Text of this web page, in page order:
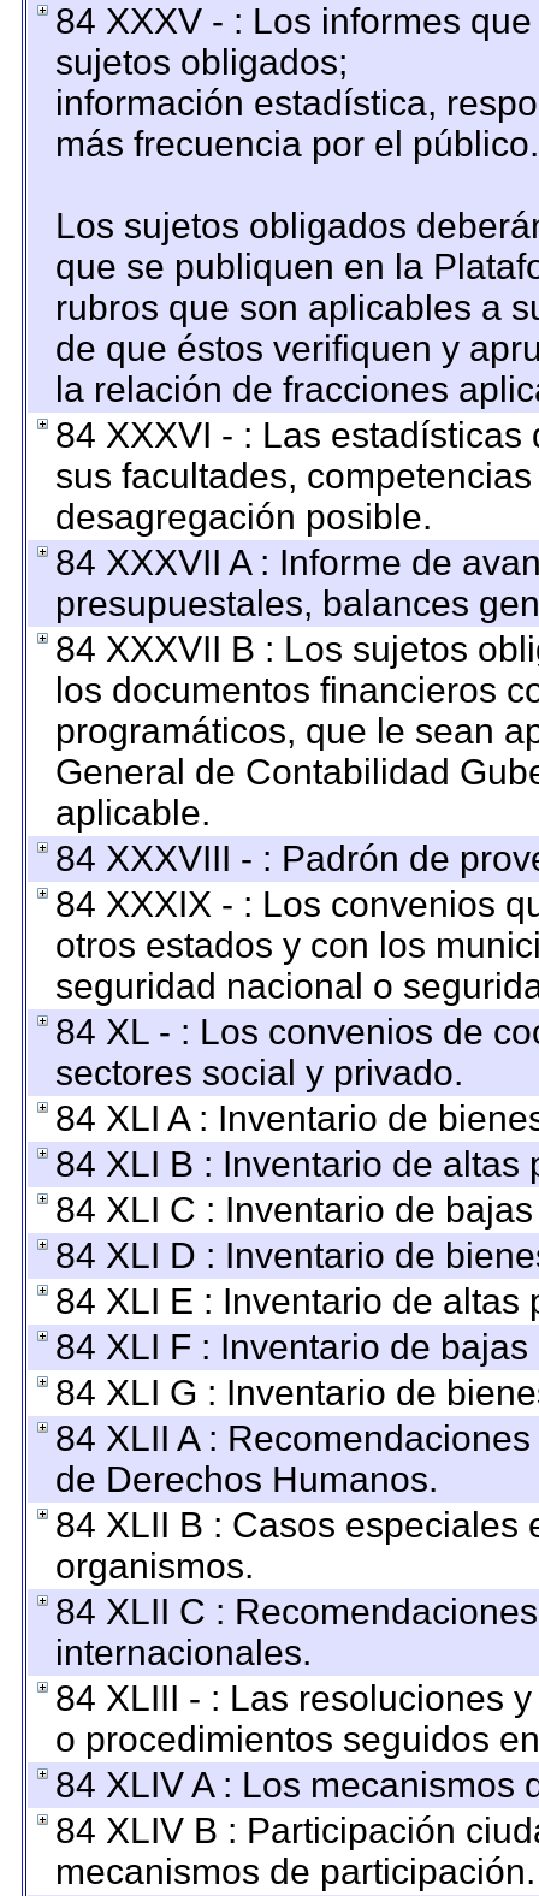
84 XXXV - : Los informes
sujetos obligados;
información estadística,
más frecuencia por el público.
Los sujetos obligados
que se publiquen en la
rubros que son aplicables a
de que éstos verifiquen y
la relación de fracciones
84 XXXVI - : Las
sus facultades,
desagregación posible.
84 XXXVII A : Informe de
presupuestales, balances
84 XXXVII B : Los sujetos
los documentos financieros
programáticos, que le sean
General de Contabilidad
aplicable.
84 XXXVIII - : Padrón de
84 XXXIX - : Los convenios
otros estados y con los
seguridad nacional o
84 XL - : Los convenios de
sectores social y privado.
84 XLI A : Inventario de
84 XLI B : Inventario de
84 XLI C : Inventario de
84 XLI D : Inventario de
84 XLI E : Inventario de
84 XLI F : Inventario de
84 XLI G : Inventario de
84 XLII A :
de Derechos Humanos.
84 XLII B : Casos especiales
organismos.
84 XLII C :
internacionales.
84 XLIII - : Las resoluciones
o procedimientos seguidos
84 XLIV A : Los mecanismos
84 XLIV B : Participación
mecanismos de participación.